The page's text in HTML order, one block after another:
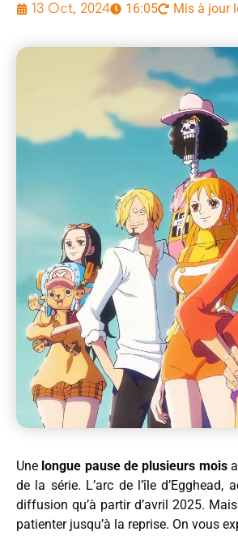
13 Oct, 2024 16:05 Mis à jour
Une longue pause de plusieurs moisa
de la série. L’arc de l’île
diffusion qu’à partir d’avril 2025.
patienter jusqu’à la reprise. On vous